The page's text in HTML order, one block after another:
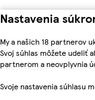
Nastavenia
My a našich 18 partnerov
Svoj súhlas môžete udeliť
partnerom a neovplyvnia
Svoje nastavenia súhlasu